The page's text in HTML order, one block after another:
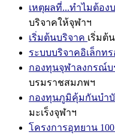
เหตุผลที่...ทำไมต้อง
บริจาคให้จุฬาฯ
เริ่มต้นบริจาค เริ่มต้
ระบบบริจาคอิเล็กท
กองทุนจุฬาลงกรณ์
บรมราชสมภพฯ
กองทุนภูมิคุ้มกันบำบั
มะเร็งจุฬาฯ
โครงการอุทยาน